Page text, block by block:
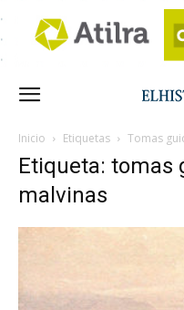
Inicio Etiquetas Tomas
Etiqueta: tomas
malvinas